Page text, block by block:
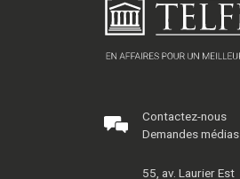
Contactez-nous
Demandes médias
55, av. Laurier Est